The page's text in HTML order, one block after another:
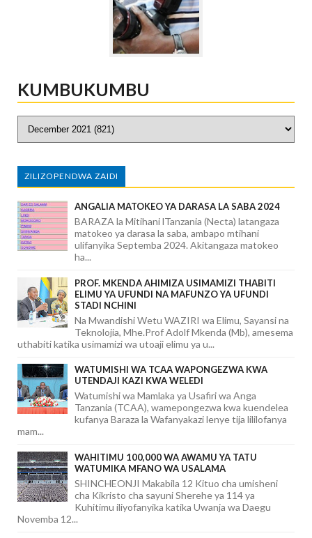
KUMBUKUMBU
ZILIZOPENDWA ZAIDI
ANGALIA MATOKEO YA DARASA LA SABA 2024
BARAZA la Mitihani lTanzania (Necta) latangaza
matokeo ya darasa la saba, ambapo mtihani
ulifanyika Septemba 2024. Akitangaza matokeo
ha...
PROF. MKENDA AHIMIZA USIMAMIZI THABITI
ELIMU YA UFUNDI NA MAFUNZO YA UFUNDI
STADI NCHINI
Na Mwandishi Wetu WAZIRI wa Elimu, Sayansi na
Teknolojia, Mhe.Prof Adolf Mkenda (Mb), amesema
uthabiti katika usimamizi wa utoaji elimu ya u...
WATUMISHI WA TCAA WAPONGEZWA KWA
UTENDAJI KAZI KWA WELEDI
Watumishi wa Mamlaka ya Usafiri wa Anga
Tanzania (TCAA), wamepongezwa kwa kuendelea
kufanya Baraza la Wafanyakazi lenye tija lililofanya
mam...
WAHITIMU 100,000 WA AWAMU YA TATU
WATUMIKA MFANO WA USALAMA
SHINCHEONJI Makabila 12 Kituo cha umisheni
cha Kikristo cha sayuni Sherehe ya 114 ya
Kuhitimu iliyofanyika katika Uwanja wa Daegu
Novemba 12...